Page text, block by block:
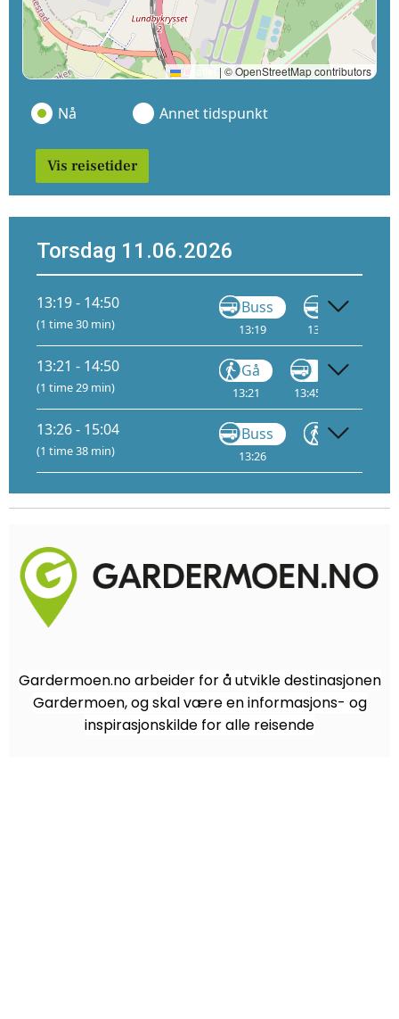
Leaflet | © OpenStreetMap contributors
Nå Annet tidspunkt
Vis reisetider
Torsdag 11.06.2026
13:19 - 14:50
(1 time 30 min)
Buss
13:19 13:45
13:21 - 14:50
(1 time 29 min)
Gå
13:21 13:45
13:26 - 15:04
(1 time 38 min)
Buss
13:26
Gå
Gardermoen.no arbeider for å utvikle destinasjonen
Gardermoen, og skal være en informasjons- og
inspirasjonskilde for alle reisende